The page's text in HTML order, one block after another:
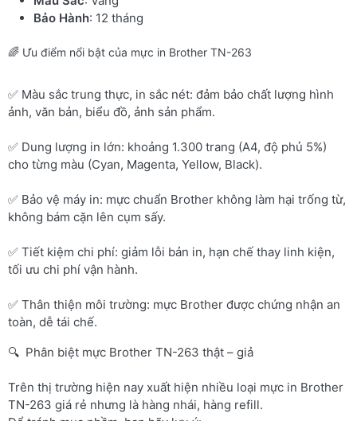
Bảo Hành: 12 tháng
🌈 Ưu điểm nổi bật của mực in Brother TN-263
✅ Màu sắc trung thực, in sắc nét: đảm bảo chất lượng hình
ảnh, văn bản, biểu đồ, ảnh sản phẩm.
✅ Dung lượng in lớn: khoảng 1.300 trang (A4, độ phủ 5%)
cho từng màu (Cyan, Magenta, Yellow, Black).
✅ Bảo vệ máy in: mực chuẩn Brother không làm hại trống từ,
không bám cặn lên cụm sấy.
✅ Tiết kiệm chi phí: giảm lỗi bản in, hạn chế thay linh kiện,
tối ưu chi phí vận hành.
✅ Thân thiện môi trường: mực Brother được chứng nhận an
toàn, dễ tái chế.
🔍 Phân biệt mực Brother TN-263 thật – giả
Trên thị trường hiện nay xuất hiện nhiều loại mực in Brother
TN-263 giá rẻ nhưng là hàng nhái, hàng refill.